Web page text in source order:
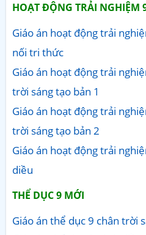
HOẠT ĐỘNG TRẢI NGHIỆM
Giáo án hoạt động trải
nối tri thức
Giáo án hoạt động trải
trời sáng tạo bản 1
Giáo án hoạt động trải
trời sáng tạo bản 2
Giáo án hoạt động trải
diều
THỂ DỤC 9 MỚI
Giáo án thể dục 9 chân trời